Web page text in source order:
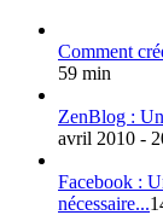
Comment
59 min
ZenBlog :
avril 2010 -
Facebook :
nécessaire...